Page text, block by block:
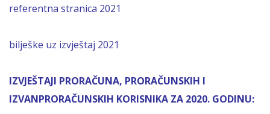
referentna stranica 2021
bilješke uz izvještaj 2021
IZVJEŠTAJI PRORAČUNA, PRORAČUNSKIH I
IZVANPRORAČUNSKIH KORISNIKA ZA 2020. GODINU: